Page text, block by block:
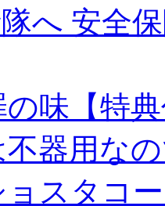
へ 安全
の味【特
器用な
ョスタコ